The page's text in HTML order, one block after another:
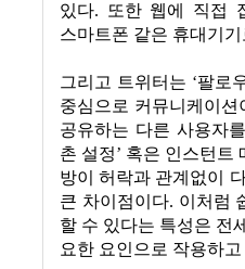
있다. 또한 웹에 직접
스마트폰 같은 휴대기
그리고 트위터는 ‘팔로
중심으로 커뮤니케이션
공유하는 다른 사용자를
촌 설정’ 혹은 인스턴트
방이 허락과 관계없이
큰 차이점이다. 이처럼
할 수 있다는 특성은 전
요한 요인으로 작용하